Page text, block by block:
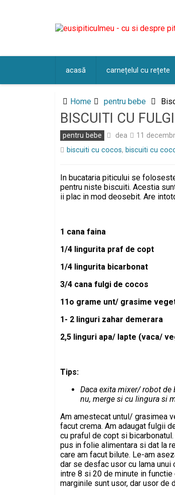
acasă carnețelul cu rețete
Home pentru bebe
BISCUITI CU
pentru bebe dea 11
biscuiti cu cocos, biscuiti cu
In bucataria piticului se
pentru niste biscuiti. Acestia
ii plac in mod deosebit. Are
1 cana faina
1/4 lingurita praf de copt
1/4 lingurita bicarbonat
3/4 cana fulgi de cocos
11o grame unt/ grasime
1- 2 linguri zahar demerara
2,5 linguri apa/ lapte (vaca/
Tips:
Daca exita mixer/ robot
nu, merge si cu lingura si
Am amestecat untul/ grasimea
facut crema. Am adaugat fulgii
cu praful de copt si
pus in folie alimentara si dat la
care am facut bilute. Le-am
dar se desfac usor cu lama
intre 8 si 20 de minute in
marginile sunt usor, dar usor de